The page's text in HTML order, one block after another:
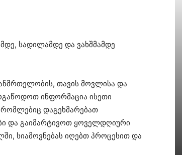
სადილამდე და ვახშმამდე
თავის მოვლისა და
ინფორმაცია ისეთი
რომლებიც დაგეხმარებათ
და გაიმარტივოთ ყოველდღიური
სიამოვნებას იღებთ პროცესით და